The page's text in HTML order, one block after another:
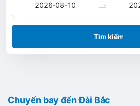
Tìm kiếm
Chuyến bay đến Đài Bắc